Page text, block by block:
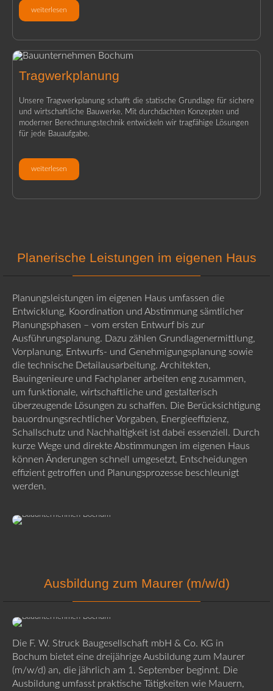
weiterlesen
Tragwerkplanung
Unsere Tragwerkplanung schafft die statische Grundlage für sichere
und wirtschaftliche Bauwerke. Mit durchdachten Konzepten und
moderner Berechnungstechnik entwickeln wir tragfähige Lösungen
für jede Bauaufgabe.
weiterlesen
Planerische Leistungen im eigenen Haus
Planungsleistungen im eigenen Haus umfassen die
Entwicklung, Koordination und Abstimmung sämtlicher
Planungsphasen – vom ersten Entwurf bis zur
Ausführungsplanung. Dazu zählen Grundlagenermittlung,
Vorplanung, Entwurfs- und Genehmigungsplanung sowie
die technische Detailausarbeitung. Architekten,
Bauingenieure und Fachplaner arbeiten eng zusammen,
um funktionale, wirtschaftliche und gestalterisch
überzeugende Lösungen zu schaffen. Die Berücksichtigung
bauordnungsrechtlicher Vorgaben, Energieeffizienz,
Schallschutz und Nachhaltigkeit ist dabei essenziell. Durch
kurze Wege und direkte Abstimmungen im eigenen Haus
können Änderungen schnell umgesetzt, Entscheidungen
effizient getroffen und Planungsprozesse beschleunigt
werden.
Ausbildung zum Maurer (m/w/d)
Die F. W. Struck Baugesellschaft mbH & Co. KG in
Bochum bietet eine dreijährige Ausbildung zum Maurer
(m/w/d) an, die jährlich am 1. September beginnt. Die
Ausbildung umfasst praktische Tätigkeiten wie Mauern,